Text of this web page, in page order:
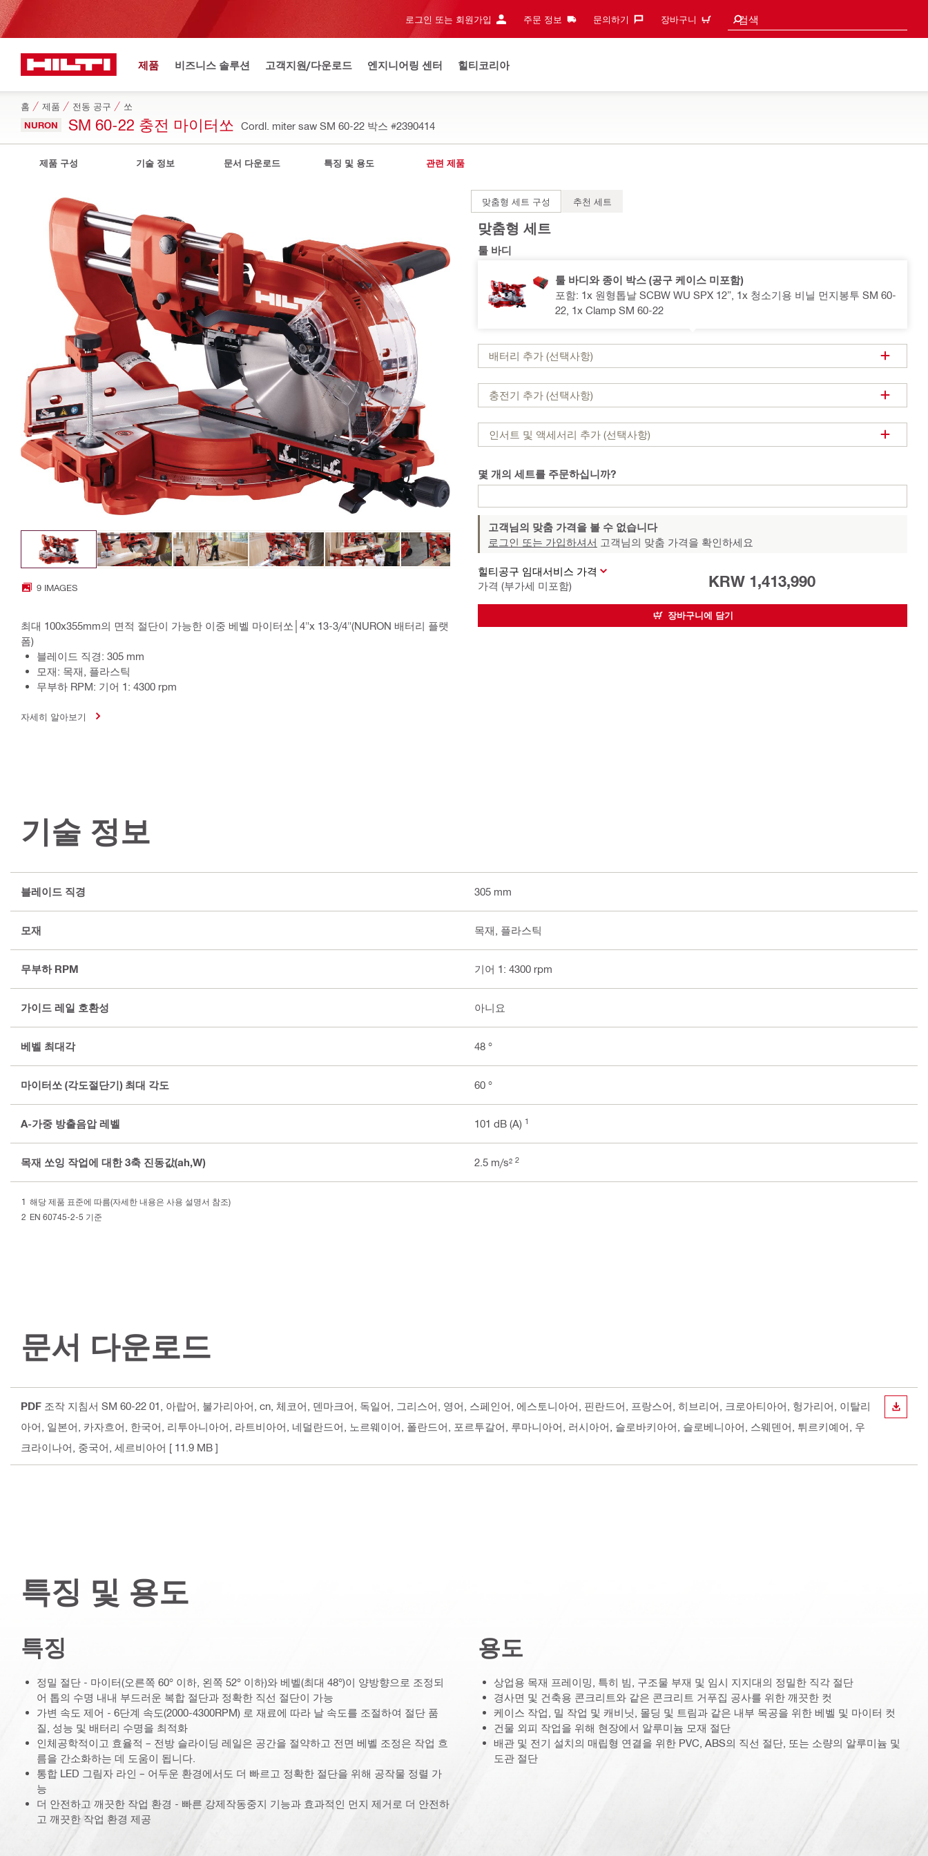
로그인 또는 회원가입 주문 정보 문의하기‎ 장바구니 검색
검색 추천
제품 비즈니스 솔루션 고객지원/다운로드 엔지니어링 센터 힐티코리아
홈 제품 전동 공구 쏘
NURON SM 60-22 충전 마이터쏘 Cordl. miter saw SM 60-22 박스 #2390414
제품 구성 기술 정보 문서 다운로드 특징 및 용도 관련 제품
9 IMAGES
최대 100x355mm의 면적 절단이 가능한 이중 베벨 마이터쏘│4"x 13-3/4"(NURON 배터리 플랫
폼)
블레이드 직경: 305 mm
모재: 목재, 플라스틱
무부하 RPM: 기어 1: 4300 rpm
자세히 알아보기
맞춤형 세트 구성 추천 세트
맞춤형 세트
툴 바디
툴 바디와 종이 박스 (공구 케이스 미포함)
포함: 1x 원형톱날 SCBW WU SPX 12”, 1x 청소기용 비닐 먼지봉투 SM 60-
22, 1x Clamp SM 60-22
배터리 추가 (선택사항)
충전기 추가 (선택사항)
인서트 및 액세서리 추가 (선택사항)
몇 개의 세트를 주문하십니까?
고객님의 맞춤 가격을 볼 수 없습니다
로그인 또는 가입하셔서 고객님의 맞춤 가격을 확인하세요
힐티공구 임대서비스 가격
가격 (부가세 미포함)
KRW 1,413,990
장바구니에 담기
기술 정보
블레이드 직경 305 mm
모재 목재, 플라스틱
무부하 RPM 기어 1: 4300 rpm
가이드 레일 호환성 아니요
베벨 최대각 48 °
마이터쏘 (각도절단기) 최대 각도 60 °
A-가중 방출음압 레벨 101 dB (A) 1
목재 쏘잉 작업에 대한 3축 진동값(ah,W) 2.5 m/s² 2
해당 제품 표준에 따름(자세한 내용은 사용 설명서 참조)
EN 60745-2-5 기준
문서 다운로드
PDF 조작 지침서 SM 60-22 01
, 아랍어, 불가리아어, cn, 체코어, 덴마크어, 독일어, 그리스어, 영어, 스페인어, 에스토니아어, 핀란드어, 프랑스어, 히브리어, 크로아티아어, 헝가리어, 이탈리
아어, 일본어, 카자흐어, 한국어, 리투아니아어, 라트비아어, 네덜란드어, 노르웨이어, 폴란드어, 포르투갈어, 루마니아어, 러시아어, 슬로바키아어, 슬로베니아어, 스웨덴어, 튀르키예어, 우
크라이나어, 중국어, 세르비아어 [ 11.9 MB ]
다운로
특징 및 용도
특징
정밀 절단 - 마이터(오른쪽 60° 이하, 왼쪽 52° 이하)와 베벨(최대 48°)이 양방향으로 조정되
어 톱의 수명 내내 부드러운 복합 절단과 정확한 직선 절단이 가능
가변 속도 제어 - 6단계 속도(2000-4300RPM) 로 재료에 따라 날 속도를 조절하여 절단 품
질, 성능 및 배터리 수명을 최적화
인체공학적이고 효율적 – 전방 슬라이딩 레일은 공간을 절약하고 전면 베벨 조정은 작업 흐
름을 간소화하는 데 도움이 됩니다.
통합 LED 그림자 라인 – 어두운 환경에서도 더 빠르고 정확한 절단을 위해 공작물 정렬 가
능
더 안전하고 깨끗한 작업 환경 - 빠른 강제작동중지 기능과 효과적인 먼지 제거로 더 안전하
고 깨끗한 작업 환경 제공
용도
상업용 목재 프레이밍, 특히 빔, 구조물 부재 및 임시 지지대의 정밀한 직각 절단
경사면 및 건축용 콘크리트와 같은 콘크리트 거푸집 공사를 위한 깨끗한 컷
케이스 작업, 밀 작업 및 캐비닛, 몰딩 및 트림과 같은 내부 목공을 위한 베벨 및 마이터 컷
건물 외피 작업을 위해 현장에서 알루미늄 모재 절단
배관 및 전기 설치의 매립형 연결을 위한 PVC, ABS의 직선 절단, 또는 소량의 알루미늄 및
도관 절단